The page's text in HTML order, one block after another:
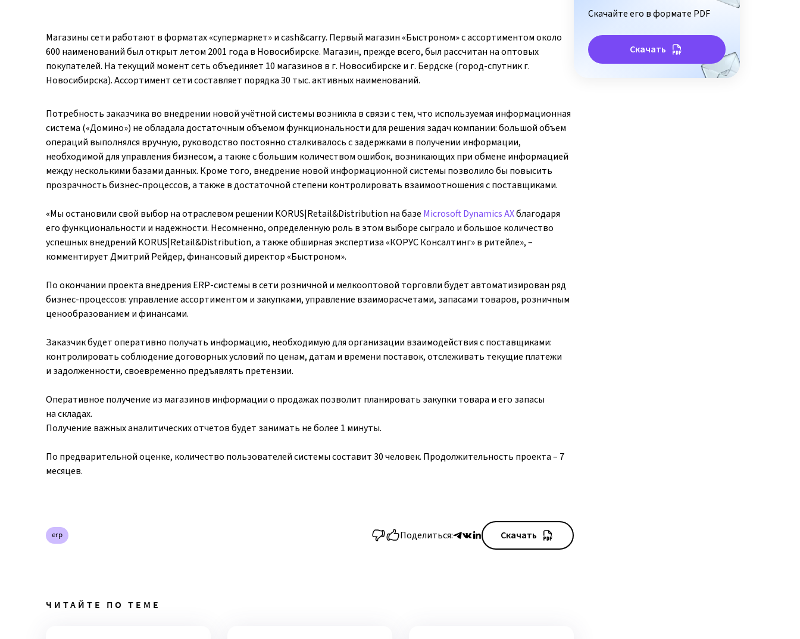
Магазины сети работают в форматах «супермаркет» и cash&carry. Первый магазин «Быстроном» с ассортиментом около
600 наименований был открыт летом 2001 года в Новосибирске. Магазин, прежде всего, был рассчитан на оптовых
покупателей. На текущий момент сеть объединяет 10 магазинов в г. Новосибирске и г. Бердске (город-спутник г.
Новосибирска). Ассортимент сети составляет порядка 30 тыс. активных наименований.
Потребность заказчика во внедрении новой учётной системы возникла в связи с тем, что используемая информационная
система («Домино») не обладала достаточным объемом функциональности для решения задач компании: большой объем
операций выполнялся вручную, руководство постоянно сталкивалось с задержками в получении информации,
необходимой для управления бизнесом, а также с большим количеством ошибок, возникающих при обмене информацией
между несколькими базами данных. Кроме того, внедрение новой информационной системы позволило бы повысить
прозрачность бизнес-процессов, а также в достаточной степени контролировать взаимоотношения с поставщиками.
«Мы остановили свой выбор на отраслевом решении KORUS|Retail&Distribution на базе Microsoft Dynamics AXблагодаря
его функциональности и надежности. Несомненно, определенную роль в этом выборе сыграло и большое количество
успешных внедрений KORUS|Retail&Distribution, а также обширная экспертиза «КОРУС Консалтинг» в ритейле», –
комментирует Дмитрий Рейдер, финансовый директор «Быстроном».
По окончании проекта внедрения ERP-системы в сети розничной и мелкооптовой торговли будет автоматизирован ряд
бизнес-процессов: управление ассортиментом и закупками, управление взаиморасчетами, запасами товаров, розничным
ценообразованием и финансами.
Заказчик будет оперативно получать информацию, необходимую для организации взаимодействия с поставщиками:
контролировать соблюдение договорных условий по ценам, датам и времени поставок, отслеживать текущие платежи
и задолженности, своевременно предъявлять претензии.
Оперативное получение из магазинов информации о продажах позволит планировать закупки товара и его запасы
на складах.
Получение важных аналитических отчетов будет занимать не более 1 минуты.
По предварительной оценке, количество пользователей системы составит 30 человек. Продолжительность проекта – 7
месяцев.
Скачайте его в формате PDF
Скачать
erp Поделиться: Скачать
ЧИТАЙТЕ ПО ТЕМЕ